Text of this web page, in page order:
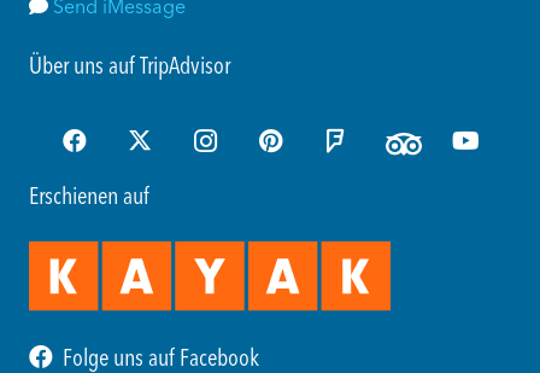
Send iMessage
Über uns auf TripAdvisor
Erschienen auf
Folge uns auf Facebook